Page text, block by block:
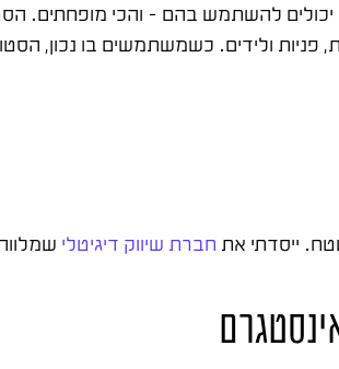
ולידים. כשמשתמשים בו נכון,
חברת שיווק דיגיטלי